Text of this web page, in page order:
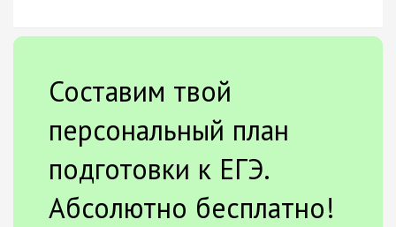
Составим твой
персональный план
подготовки к ЕГЭ.
Абсолютно бесплатно!